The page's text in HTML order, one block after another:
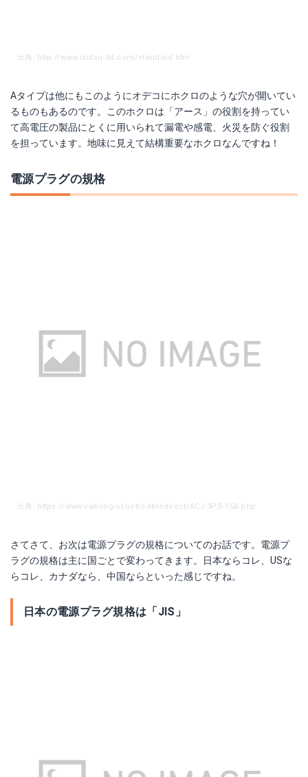
出典: http://www.izutsu-ltd.com/standard.htm
Aタイプは他にもこのようにオデコにホクロのような穴が開いてい
るものもあるのです。このホクロは「アース」の役割を持ってい
て高電圧の製品にとくに用いられて漏電や感電、火災を防ぐ役割
を担っています。地味に見えて結構重要なホクロなんですね！
電源プラグの規格
出典: https://www.cabling-ol.net/cabledirect/ACJ-3PS-15A.php
さてさて、お次は電源プラグの規格についてのお話です。電源プ
ラグの規格は主に国ごとで変わってきます。日本ならコレ、USな
らコレ、カナダなら、中国ならといった感じですね。
日本の電源プラグ規格は「JIS」